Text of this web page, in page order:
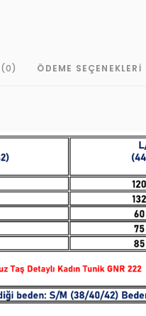
(0) ÖDEME SEÇENEKLERI